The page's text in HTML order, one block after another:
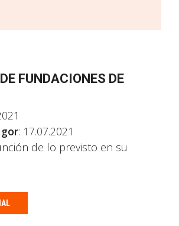
FUNDACIONES DE
: 17.07.2021
de lo previsto en su